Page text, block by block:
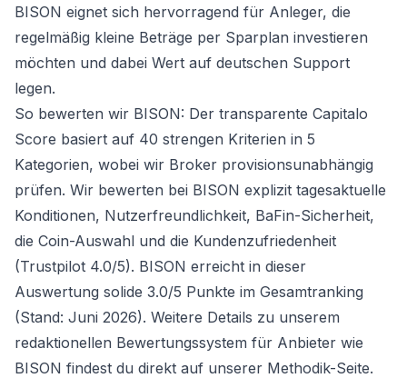
BISON eignet sich hervorragend für Anleger, die
regelmäßig kleine Beträge per Sparplan investieren
möchten und dabei Wert auf deutschen Support
legen.
So bewerten wir BISON: Der transparente Capitalo
Score basiert auf 40 strengen Kriterien in 5
Kategorien, wobei wir Broker provisionsunabhängig
prüfen. Wir bewerten bei BISON explizit tagesaktuelle
Konditionen, Nutzerfreundlichkeit, BaFin-Sicherheit,
die Coin-Auswahl und die Kundenzufriedenheit
(Trustpilot 4.0/5). BISON erreicht in dieser
Auswertung solide 3.0/5 Punkte im Gesamtranking
(Stand: Juni 2026). Weitere Details zu unserem
redaktionellen Bewertungssystem für Anbieter wie
BISON findest du direkt auf unserer Methodik-Seite.